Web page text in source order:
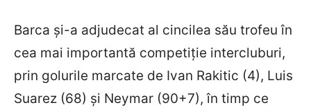
Barca și-a adjudecat al cincilea său trofeu în
cea mai importantă competiție intercluburi,
prin golurile marcate de Ivan Rakitic (4), Luis
Suarez (68) și Neymar (90+7), în timp ce